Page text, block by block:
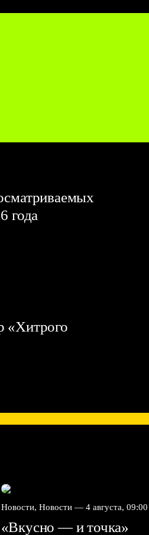
года
«Хитрого
Новости, Новости — 4 августа, 09:00
«Вкусно — и точка»